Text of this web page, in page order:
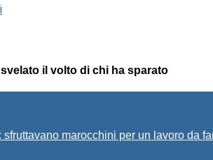
svelato il volto di chi ha sparato
marocchini per un lavoro da